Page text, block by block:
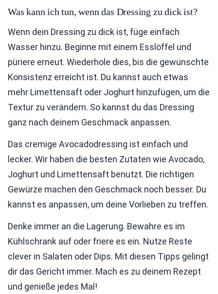
Was kann ich tun, wenn das Dressing zu dick ist?
Wenn dein Dressing zu dick ist, füge einfach
Wasser hinzu. Beginne mit einem Esslöffel und
püriere erneut. Wiederhole dies, bis die gewünschte
Konsistenz erreicht ist. Du kannst auch etwas
mehr Limettensaft oder Joghurt hinzufügen, um die
Textur zu verändern. So kannst du das Dressing
ganz nach deinem Geschmack anpassen.
Das cremige Avocadodressing ist einfach und
lecker. Wir haben die besten Zutaten wie Avocado,
Joghurt und Limettensaft benutzt. Die richtigen
Gewürze machen den Geschmack noch besser. Du
kannst es anpassen, um deine Vorlieben zu treffen.
Denke immer an die Lagerung. Bewahre es im
Kühlschrank auf oder friere es ein. Nutze Reste
clever in Salaten oder Dips. Mit diesen Tipps gelingt
dir das Gericht immer. Mach es zu deinem Rezept
und genieße jedes Mal!